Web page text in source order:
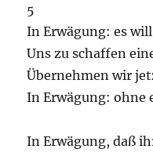
5
In Erwägung: es
Uns zu schaffen
Übernehmen wir
In Erwägung: ohne
In Erwägung, daß